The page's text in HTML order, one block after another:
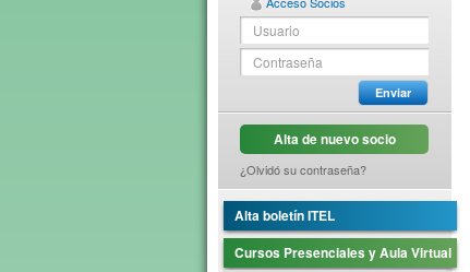
Enviar
Alta de nuevo socio
¿Olvidó su contraseña?
Alta boletín ITEL
Cursos Presenciales y Aula Virtual